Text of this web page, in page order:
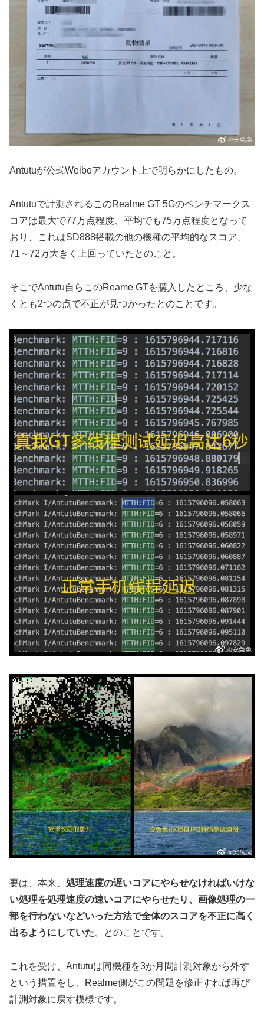
Antutuが公式Weiboアカウント上で明らかにしたもの。
Antutuで計測されるこのRealme GT 5Gのベンチマークス
コアは最大で77万点程度、平均でも75万点程度となって
おり、これはSD888搭載の他の機種の平均的なスコア、
71～72万大きく上回っていたとのこと。
そこでAntutu自らこのReame GTを購入したところ、少な
くとも2つの点で不正が見つかったとのことです。
要は、本来、 処理速度の遅いコアにやらせなければいけな
い処理を処理速度の速いコアにやらせたり、画像処理の一
部を行わないなどいった方法で全体のスコアを不正に高く
出るようにしていた 、とのことです。
これを受け、Antutuは同機種を3か月間計測対象から外す
という措置をし、Realme側がこの問題を修正すれば再び
計測対象に戻す模様です。